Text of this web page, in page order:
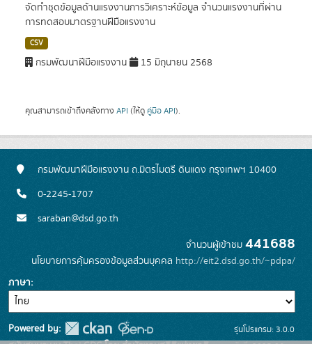
จัดทำชุดข้อมูลด้านแรงงานการวิเคราะห์ข้อมูล จำนวนแรงงานที่ผ่าน
การทดสอบมาตรฐานฝีมือแรงงาน
CSV
กรมพัฒนาฝีมือแรงงาน 15 มิถุนายน 2568
คุณสามารถเข้าถึงคลังทาง API (ให้ดู คู่มือ API).
กรมพัฒนาฝีมือแรงงาน ถ.มิตรไมตรี ดินแดง กรุงเทพฯ 10400
0-2245-1707
saraban@dsd.go.th
จำนวนผู้เข้าชม 441688
นโยบายการคุ้มครองข้อมูลส่วนบุคคล http://eit2.dsd.go.th/~pdpa/
ภาษา
Powered by:
รุ่นโปรแกรม: 3.0.0